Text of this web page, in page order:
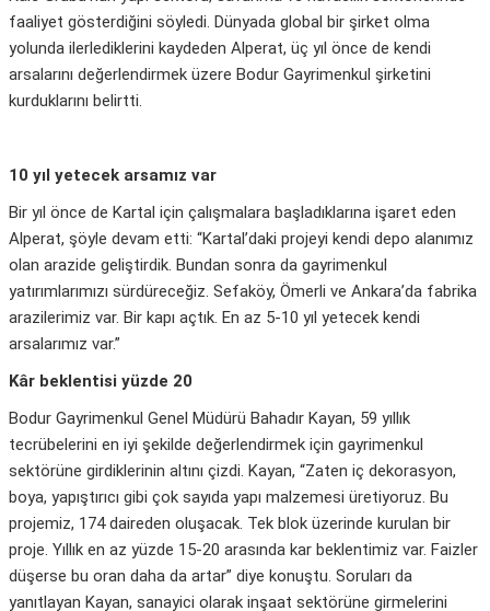
faaliyet gösterdiğini söyledi. Dünyada global bir şirket olma
yolunda ilerlediklerini kaydeden Alperat, üç yıl önce de kendi
arsalarını değerlendirmek üzere Bodur Gayrimenkul şirketini
kurduklarını belirtti.
10 yıl yetecek arsamız var
Bir yıl önce de Kartal için çalışmalara başladıklarına işaret eden
Alperat, şöyle devam etti: “Kartal’daki projeyi kendi depo alanımız
olan arazide geliştirdik. Bundan sonra da gayrimenkul
yatırımlarımızı sürdüreceğiz. Sefaköy, Ömerli ve Ankara’da fabrika
arazilerimiz var. Bir kapı açtık. En az 5-10 yıl yetecek kendi
arsalarımız var.”
Kâr beklentisi yüzde 20
Bodur Gayrimenkul Genel Müdürü Bahadır Kayan, 59 yıllık
tecrübelerini en iyi şekilde değerlendirmek için gayrimenkul
sektörüne girdiklerinin altını çizdi. Kayan, “Zaten iç dekorasyon,
boya, yapıştırıcı gibi çok sayıda yapı malzemesi üretiyoruz. Bu
projemiz, 174 daireden oluşacak. Tek blok üzerinde kurulan bir
proje. Yıllık en az yüzde 15-20 arasında kar beklentimiz var. Faizler
düşerse bu oran daha da artar” diye konuştu. Soruları da
yanıtlayan Kayan, sanayici olarak inşaat sektörüne girmelerini